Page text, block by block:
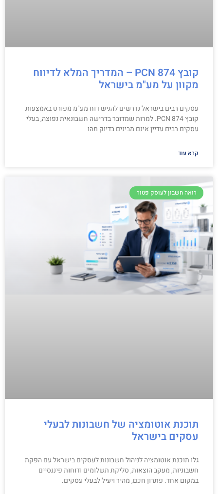
קובץ PCN 874 – המדריך המלא לדיווח
מקוון על מע"מ בישראל
עסקים רבים בישראל נדרשים להגיש דוח מע"מ מפורט באמצעות
קובץ PCN 874. למרות שמדובר בדרישה חשבונאית נפוצה, בעלי
עסקים רבים עדיין אינם מבינים בדיוק מהו
קרא עוד
רואה חשבון לעוסק פטור
תוכנת אוטומציה של חשבונות לבעלי
עסקים בישראל
גלו תוכנת אוטומציה לניהול חשבונות לעסקים בישראל עם הפקת
חשבוניות, מעקב הוצאות, סליקת תשלומים ודוחות פיננסיים
במקום אחד. פתרון חכם, מהיר ויעיל לבעלי עסקים.